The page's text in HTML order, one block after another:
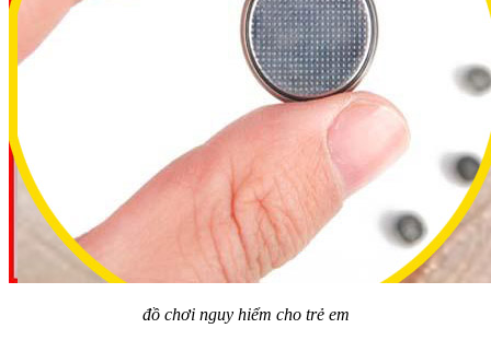
đồ chơi nguy hiểm cho trẻ em